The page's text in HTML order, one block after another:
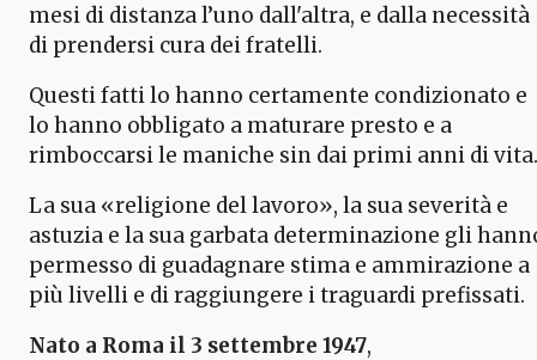
mesi di distanza l’uno dall'altra, e dalla necessità
di prendersi cura dei fratelli.
Questi fatti lo hanno certamente condizionato e
lo hanno obbligato a maturare presto e a
rimboccarsi le maniche sin dai primi anni di vita.
La sua «religione del lavoro», la sua severità e
astuzia e la sua garbata determinazione gli
permesso di guadagnare stima e ammirazione a
più livelli e di raggiungere i traguardi prefissati.
Nato a Roma il 3 settembre 1947,